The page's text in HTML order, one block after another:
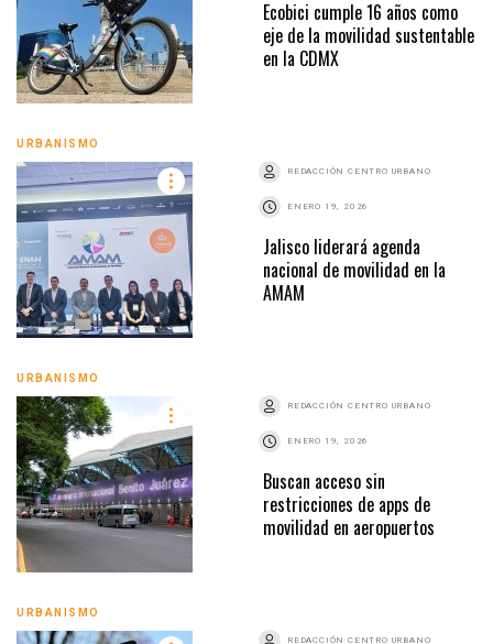
Ecobici cumple 16 años como
eje de la movilidad sustentable
en la CDMX
URBANISMO
REDACCIÓN CENTRO URBANO
ENERO 19, 2026
Jalisco liderará agenda
nacional de movilidad en la
AMAM
URBANISMO
REDACCIÓN CENTRO URBANO
ENERO 19, 2026
Buscan acceso sin
restricciones de apps de
movilidad en aeropuertos
URBANISMO
REDACCIÓN CENTRO URBANO